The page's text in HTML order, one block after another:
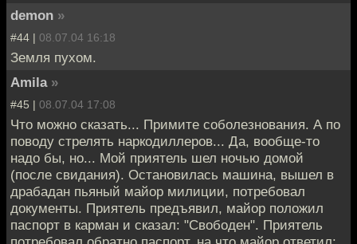
demon »
#44 | 08.07.04 16:18
Земля пухом.
Amila »
#45 | 08.07.04 17:08
Что можно сказать... Примите соболезнования. А по
поводу стрелять наркодиллеров... Да, вообще-то
надо бы, но... Мой приятель шел ночью домой
(после свидания). Остановилась машина, вышел в
драбадан пьяный майор милиции, потребовал
документы. Приятель предъявил, майор положил
паспорт в карман и сказал: "Свободен". Приятель